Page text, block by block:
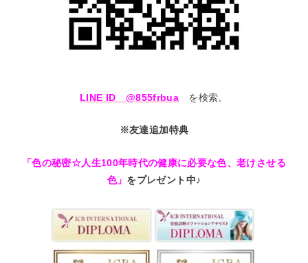
LINE ID @855frbua を検索。
※友達追加特典
「色の秘密☆人生100年時代の健康に必要な色、老けさせる
色」 をプレゼント中♪